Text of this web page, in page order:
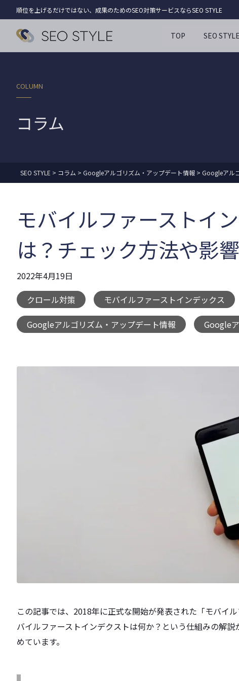
TOP SEO
順位を上げるだけではない、成果のためのSEO対策サービスならSEO STYLE
COLUMN
コラム
SEO STYLE > コラム > Googleアルゴリズム・アップデート情報 > Googleアル
モバイルファーストイ
は？チェック方法や影
2022年4月19日
クロール対策
モバイルファーストインデックス
Googleアルゴリズム・アップデート情報 Google
この記事では、2018年に正式な開始が発表された「モバイ
バイルファーストインデクストは何か？という仕組みの解
めています。